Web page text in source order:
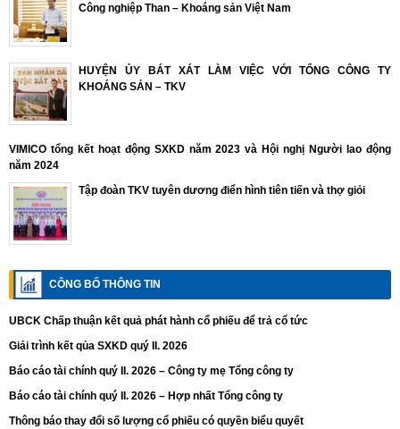
Công nghiệp Than – Khoáng sản Việt Nam
HUYỆN ỦY BÁT XÁT LÀM VIỆC VỚI TỔNG CÔNG TY
KHOÁNG SẢN – TKV
VIMICO tổng kết hoạt động SXKD năm 2023 và Hội nghị Người lao động
năm 2024
Tập đoàn TKV tuyên dương điển hình tiên tiến và thợ giỏi
CÔNG BỐ THÔNG TIN
UBCK Chấp thuận kết quả phát hành cổ phiếu để trả cổ tức
Giải trình kết qủa SXKD quý II. 2026
Báo cáo tài chính quý II. 2026 – Công ty mẹ Tổng công ty
Báo cáo tài chính quý II. 2026 – Hợp nhất Tổng công ty
Thông báo thay đổi số lượng cổ phiếu có quyền biểu quyết